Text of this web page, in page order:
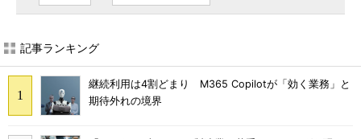
記事ランキング
継続利用は4割どまり M365 Copilotが「効く業務」と
期待外れの境界